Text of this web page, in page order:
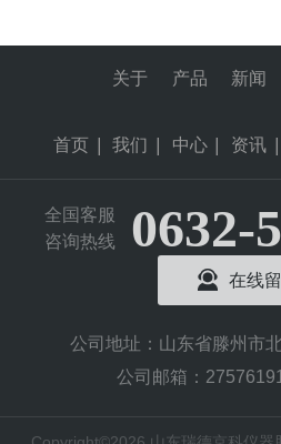
首页
关于
我们
产品
中心
新闻
资讯
全国客服
咨询热线
0632-
在线
公司地址：山东省滕州市
公司邮箱：